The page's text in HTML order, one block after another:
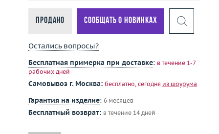
Продано Сообщать о новинках
Остались вопросы?
Бесплатная примерка при доставке: в течение 1-7
рабочих дней
Самовывоз г. Москва: бесплатно, сегодня из шоурума
Гарантия на изделие: 6 месяцев
Бесплатный возврат: в течение 14 дней